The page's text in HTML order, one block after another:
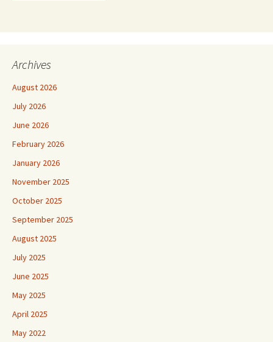
Archives
August 2026
July 2026
June 2026
February 2026
January 2026
November 2025
October 2025
September 2025
August 2025
July 2025
June 2025
May 2025
April 2025
May 2022